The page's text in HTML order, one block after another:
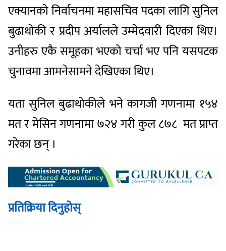
एक्यानको निर्वाचनमा महासचिव पदका लागि सुनिल
बुढाथोकी र प्रदीप अर्यालले उम्मेदवारी दिएका थिए।
उनीहरु एकै समूहका भएको चर्चा भए पनि यसपटक
चुनावमा आमनेसामने देखिएका थिए।
यता सुनिल बुढाथोकीले भने कागजी गणनामा १५४
मत र मेसिन गणनामा ७२४ गरी कुल ८७८ मत प्राप्त
गरेका छन् ।
प्रतिक्रिया दिनुहोस्